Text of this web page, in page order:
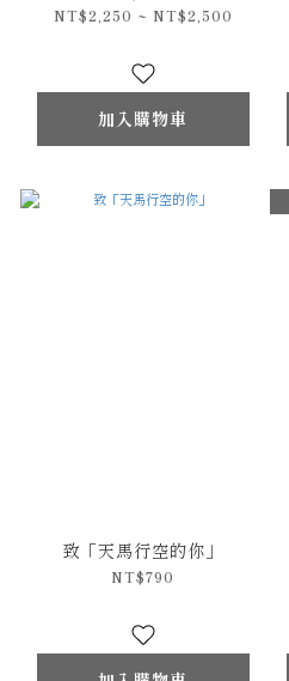
NT$2,250 ~ NT$2,500
加入購物車
致「天馬行空的你」
NT$790